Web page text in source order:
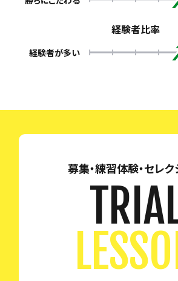
経験者比率
経験者が多い
募集・練習体験・セレク